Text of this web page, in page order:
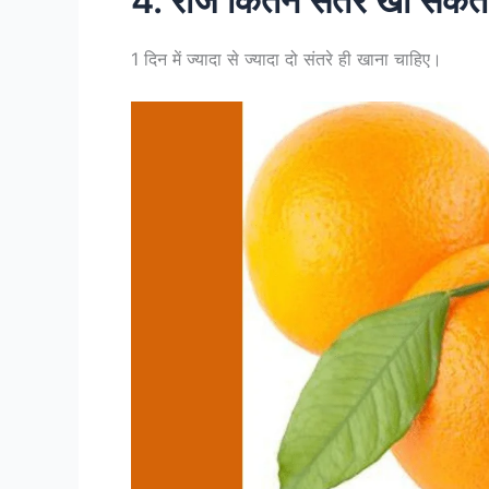
1 दिन में ज्यादा से ज्यादा दो संतरे ही खाना चाहिए।